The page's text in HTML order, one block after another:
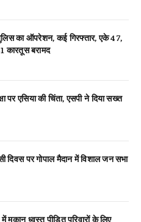
का ऑपरेशन, कई गिरफ्तार, एके 47,
कारतूस बरामद
पर एसिया की चिंता, एसपी ने दिया सख्त
दिवस पर गोपाल मैदान में विशाल जन सभा
मकान ध्वस्त पीड़ित परिवारों के लिए